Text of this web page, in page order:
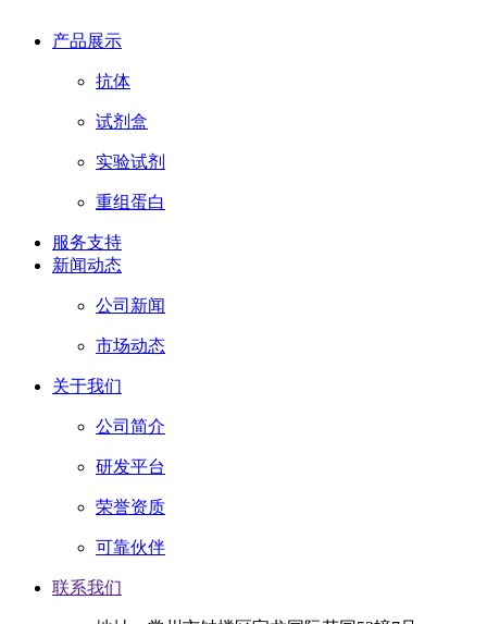
产品展示
抗体
试剂盒
实验试剂
重组蛋白
服务支持
新闻动态
公司新闻
市场动态
关于我们
公司简介
研发平台
荣誉资质
可靠伙伴
联系我们